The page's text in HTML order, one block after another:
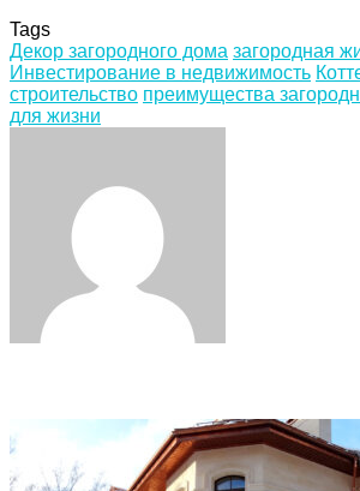
Tags
Декор загородного дома загородная
Инвестирование в недвижимость
строительство преимущества
для жизни